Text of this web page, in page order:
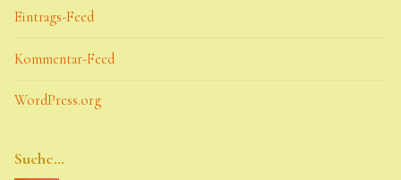
Eintrags-Feed
Kommentar-Feed
WordPress.org
Suche…